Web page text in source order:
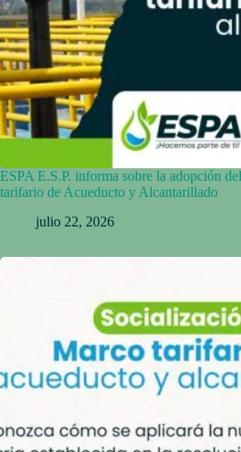
ESPA E.S.P. informa sobre la adopción
tarifario de Acueducto y Alcantarillado
julio 22, 2026